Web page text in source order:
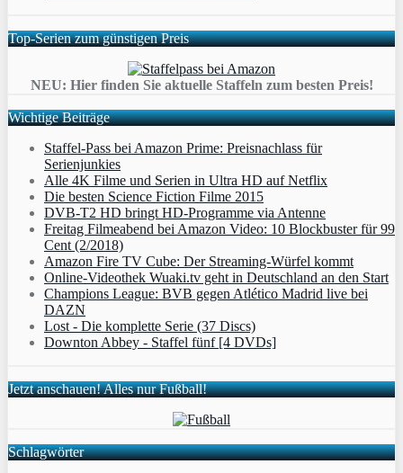
Top-Serien zum günstigen Preis
NEU: Hier finden Sie aktuelle Staffeln zum besten Preis!
Wichtige Beiträge
Staffel-Pass bei Amazon Prime: Preisnachlass für
Serienjunkies
Alle 4K Filme und Serien in Ultra HD auf Netflix
Die besten Science Fiction Filme 2015
DVB-T2 HD bringt HD-Programme via Antenne
Freitag Filmeabend bei Amazon Video: 10 Blockbuster für 99
Cent (2/2018)
Amazon Fire TV Cube: Der Streaming-Würfel kommt
Online-Videothek Wuaki.tv geht in Deutschland an den Start
Champions League: BVB gegen Atlético Madrid live bei
DAZN
Lost - Die komplette Serie (37 Discs)
Downton Abbey - Staffel fünf [4 DVDs]
Jetzt anschauen! Alles nur Fußball!
Schlagwörter